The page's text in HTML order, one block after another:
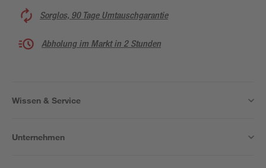
Sorglos, 90 Tage Umtauschgarantie
Abholung im Markt in 2 Stunden
Wissen & Service
Unternehmen